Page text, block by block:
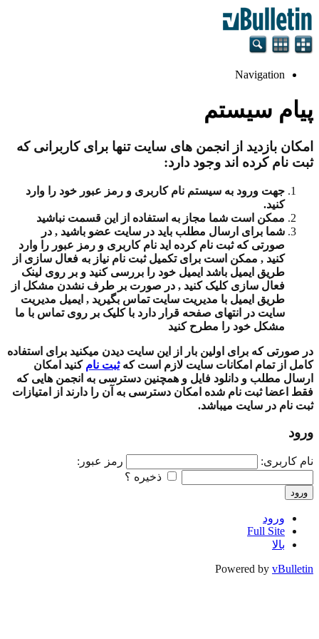
Navigation
پیام سیستم
امکان بازدید از انجمن های سایت تنها برای کاربرانی که
ثبت نام کرده اند وجود دارد:
جهت ورود به سیستم نام کاربری و رمز عبور خود را وارد
کنید.
ممکن است شما مجاز به استفاده از این قسمت نباشید
شما برای ارسال مطلب باید در سایت عضو باشید , در
صورتی که ثبت نام کرده اید نام کاربری و رمز عبور را وارد
کنید , ممکن است برای تکمیل ثبت نام نیاز به فعال سازی از
طریق ایمیل باشد ایمیل خود را بررسی کنید و بر روی لینک
فعال سازی کلیک کنید , در صورت بر طرف نشدن مشکل از
طریق ایمیل با مدیریت سایت تماس بگیرید , ایمیل مدیریت
سایت در انتهای صفحه قرار دارد با کلیک بر روی تماس با ما
مشکل خود را مطرح کنید
در صورتی که برای اولین بار از این سایت دیدن میکنید برای استفاده
کامل از تمام امکانات سایت لازم است کهثبت نام کنید امکان
ارسال مطلب و دانلود فایل و همچنین دسترسی به انجمن هایی که
فقط اعضا ثبت نام شده امکان دسترسی به آن را دارند از امتیازات
ثبت نام در سایت میباشد.
ورود
نام کاربری:
رمز عبور:
ذخیره ؟
ورود
ورود
Full Site
بالا
Powered by vBulletin